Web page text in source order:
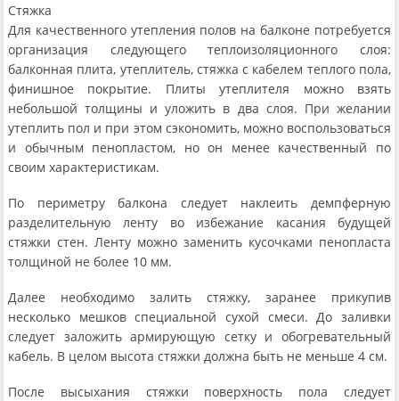
Стяжка
Для качественного утепления полов на балконе потребуется
организация следующего теплоизоляционного слоя:
балконная плита, утеплитель, стяжка с кабелем теплого пола,
финишное покрытие. Плиты утеплителя можно взять
небольшой толщины и уложить в два слоя. При желании
утеплить пол и при этом сэкономить, можно воспользоваться
и обычным пенопластом, но он менее качественный по
своим характеристикам.
По периметру балкона следует наклеить демпферную
разделительную ленту во избежание касания будущей
стяжки стен. Ленту можно заменить кусочками пенопласта
толщиной не более 10 мм.
Далее необходимо залить стяжку, заранее прикупив
несколько мешков специальной сухой смеси. До заливки
следует заложить армирующую сетку и обогревательный
кабель. В целом высота стяжки должна быть не меньше 4 см.
После высыхания стяжки поверхность пола следует